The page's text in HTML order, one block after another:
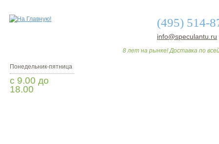
(495) 514-
info@speculantu.ru
8 лет на рынке! Доставка по
Понедельник-пятница
с 9.00 до
18.00